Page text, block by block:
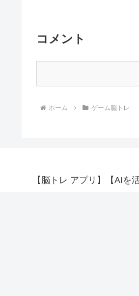
コメント
ホーム ゲーム脳トレ
【脳トレ アプリ】【AIを